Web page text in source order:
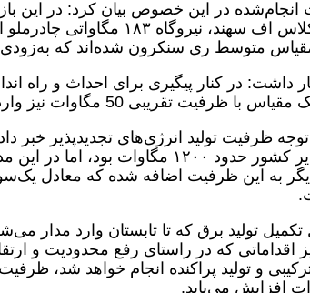
انجام‌شده در این خصوص بیان کرد: در این
داشت: در کنار پیگیری برای احداث و راه
ظرفیت تولید انرژی‌های تجدیدپذیر خبر
۴۰۰ مگاوات دیگر به این ظرفیت اضافه شده که
تولید برق که تا تابستان وارد مدار
اقداماتی که در راستای رفع محدودیت و
و تولید پراکنده انجام خواهد شد،